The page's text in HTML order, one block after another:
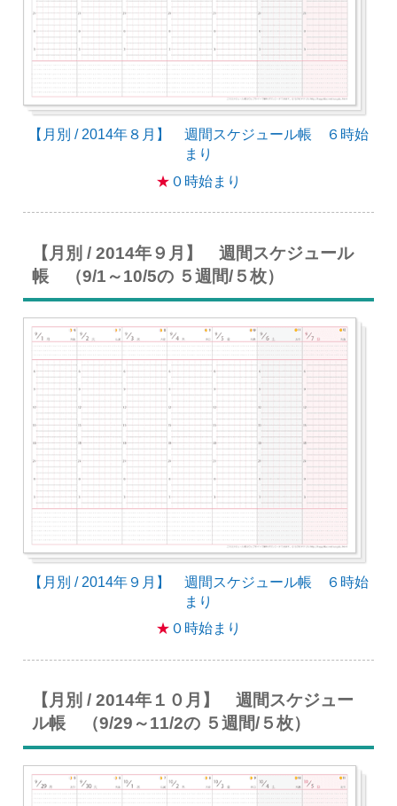
【月別 / 2014年８月】 週間スケジュール帳 ６時始
まり
★ ０時始まり
【月別 / 2014年９月】 週間スケジュール
帳 （9/1～10/5の ５週間/５枚）
【月別 / 2014年９月】 週間スケジュール帳 ６時始
まり
★ ０時始まり
【月別 / 2014年１０月】 週間スケジュー
ル帳 （9/29～11/2の ５週間/５枚）